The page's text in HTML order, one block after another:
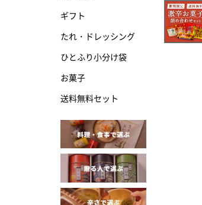
ギフト
たれ・ドレッシング
ひとふり小分け袋
お菓子
送料無料セット